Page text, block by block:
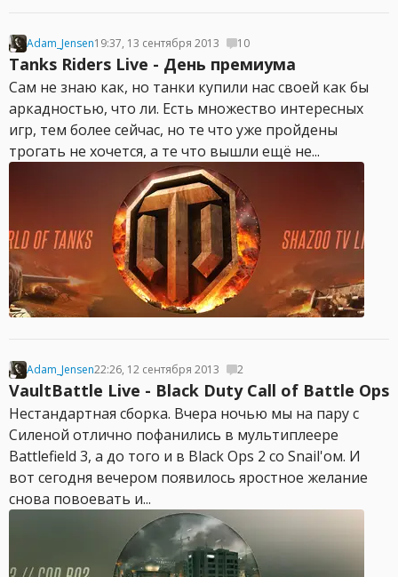
Adam_Jensen19:37, 13 сентября 2013 10
Tanks Riders Live - День премиума
Сам не знаю как, но танки купили нас своей как бы
аркадностью, что ли. Есть множество интересных
игр, тем более сейчас, но те что уже пройдены
трогать не хочется, а те что вышли ещё не...
Adam_Jensen22:26, 12 сентября 2013 2
VaultBattle Live - Black Duty Call of Battle Ops
Нестандартная сборка. Вчера ночью мы на пару с
Силеной отлично пофанились в мультиплеере
Battlefield 3, а до того и в Black Ops 2 со Snail'ом. И
вот сегодня вечером появилось яростное желание
снова повоевать и...